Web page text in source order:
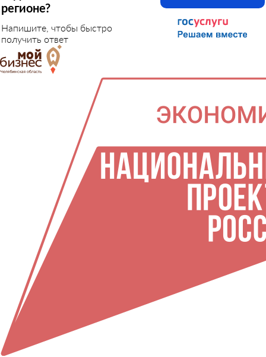
регионе?
Напишите, чтобы быстро
получить ответ